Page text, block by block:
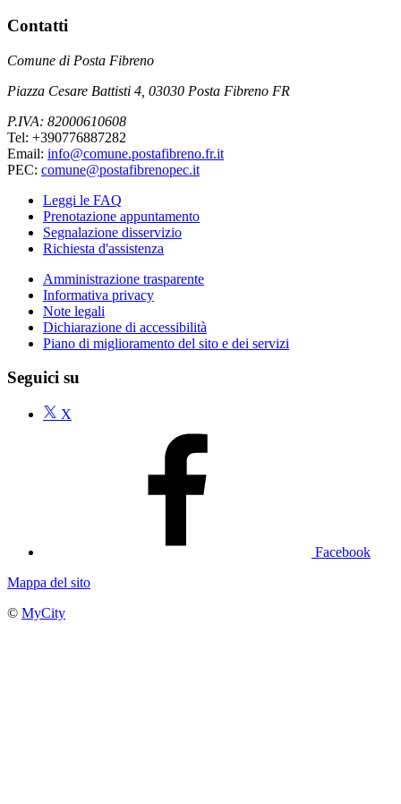
Contatti
Comune di Posta Fibreno
Piazza Cesare Battisti 4, 03030 Posta Fibreno FR
P.IVA: 82000610608
Tel: +390776887282
Email: info@comune.postafibreno.fr.it
PEC: comune@postafibrenopec.it
Leggi le FAQ
Prenotazione appuntamento
Segnalazione disservizio
Richiesta d'assistenza
Amministrazione trasparente
Informativa privacy
Note legali
Dichiarazione di accessibilità
Piano di miglioramento del sito e dei servizi
Seguici su
X
Facebook
Mappa del sito
© MyCity